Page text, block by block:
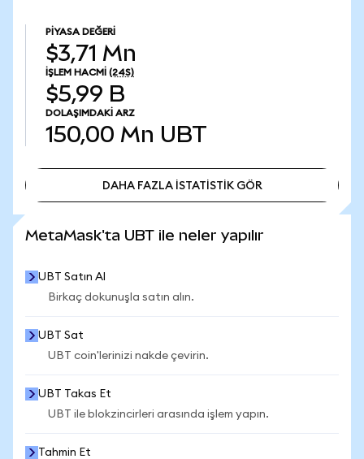
PIYASA DEĞERI
$3,71 Mn
İŞLEM HACMI (24S)
$5,99 B
DOLAŞIMDAKI ARZ
150,00 Mn UBT
DAHA FAZLA İSTATİSTİK GÖR
MetaMask'ta UBT ile neler yapılır
UBT Satın Al
Birkaç dokunuşla satın alın.
UBT Sat
UBT coin'lerinizi nakde çevirin.
UBT Takas Et
UBT ile blokzincirleri arasında işlem yapın.
Tahmin Et